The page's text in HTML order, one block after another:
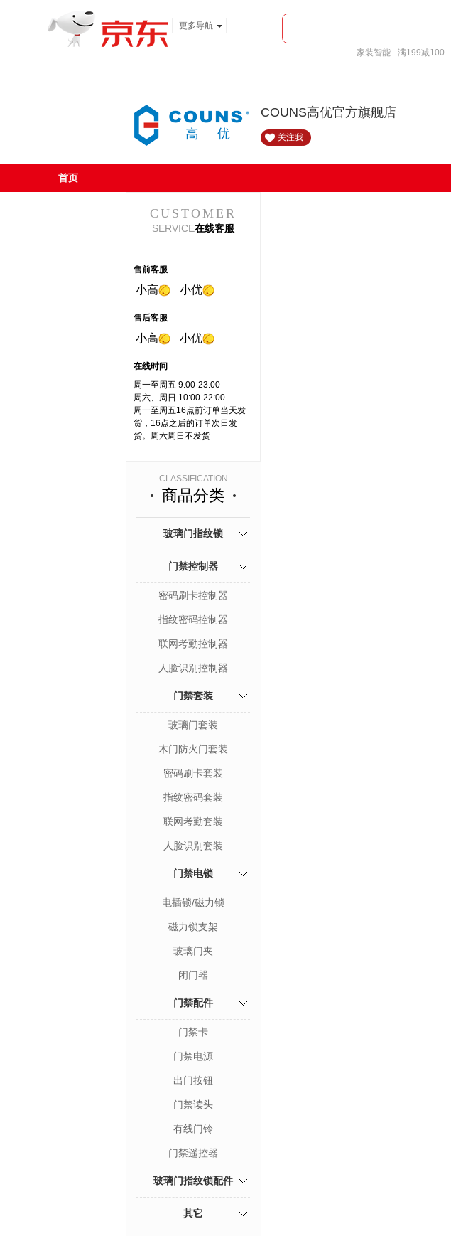
更多导航
家装智能 满199减100
COUNS高优官方旗舰店
关注我
首页
CUSTOMER
SERVICE在线客服
售前客服
小高 小优
售后客服
小高 小优
在线时间
周一至周五 9:00-23:00
周六、周日 10:00-22:00
周一至周五16点前订单当天发
货，16点之后的订单次日发
货。周六周日不发货
CLASSIFICATION
商品分类
玻璃门指纹锁
门禁控制器
密码刷卡控制器
指纹密码控制器
联网考勤控制器
人脸识别控制器
门禁套装
玻璃门套装
木门防火门套装
密码刷卡套装
指纹密码套装
联网考勤套装
人脸识别套装
门禁电锁
电插锁/磁力锁
磁力锁支架
玻璃门夹
闭门器
门禁配件
门禁卡
门禁电源
出门按钮
门禁读头
有线门铃
门禁遥控器
玻璃门指纹锁配件
其它